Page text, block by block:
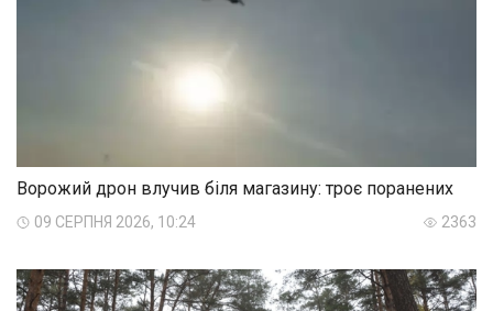
Ворожий дрон влучив біля магазину: троє поранених
09 СЕРПНЯ 2026, 10:24 2363